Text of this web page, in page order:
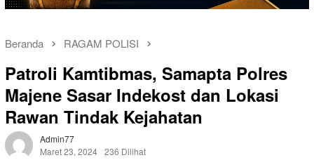
Beranda RAGAM POLISI
Patroli Kamtibmas, Samapta Polres
Majene Sasar Indekost dan Lokasi
Rawan Tindak Kejahatan
Admin77
Maret 23, 2024 236 Dilihat